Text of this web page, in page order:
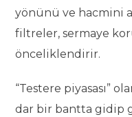
yönünü ve hacmini
filtreler, sermaye
önceliklendirir.
“Testere piyasası”
dar bir bantta gidip